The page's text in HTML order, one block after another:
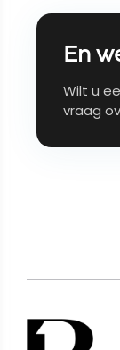
En
Wilt u
vraag